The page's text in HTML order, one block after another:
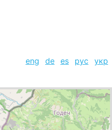
eng de es рус
укр